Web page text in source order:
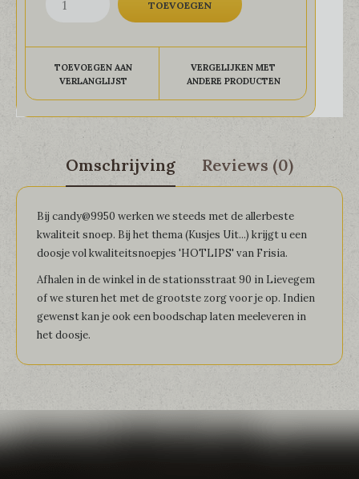
TOEVOEGEN AAN
VERLANGLIJST
VERGELIJKEN MET
ANDERE PRODUCTEN
Omschrijving Reviews (0)
Bij candy@9950 werken we steeds met de allerbeste
kwaliteit snoep. Bij het thema (Kusjes Uit...) krijgt u een
doosje vol kwaliteitsnoepjes 'HOTLIPS' van Frisia.
Afhalen in de winkel in de stationsstraat 90 in Lievegem
of we sturen het met de grootste zorg voor je op. Indien
gewenst kan je ook een boodschap laten meeleveren in
het doosje.